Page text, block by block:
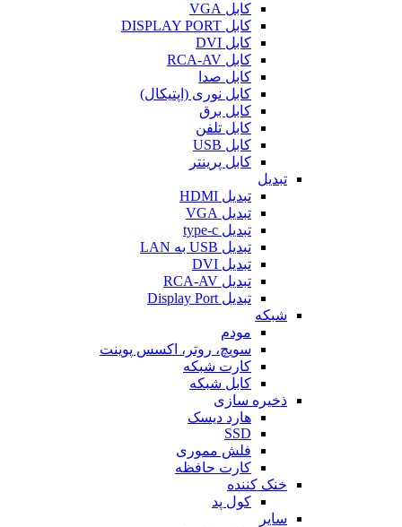
کابل VGA
کابل DISPLAY PORT
کابل DVI
کابل RCA-AV
کابل صدا
کابل نوری (اپتیکال)
کابل برق
کابل تلفن
کابل USB
کابل پرینتر
تبدیل
تبدیل HDMI
تبدیل VGA
تبدیل type-c
تبدیل USB به LAN
تبدیل DVI
تبدیل RCA-AV
تبدیل Display Port
شبکه
مودم
سویچ، روتر، اکسس پوینت
کارت شبکه
کابل شبکه
ذخیره سازی
هارد دیسک
SSD
فلش مموری
کارت حافظه
خنک کننده
کول پد
سایر